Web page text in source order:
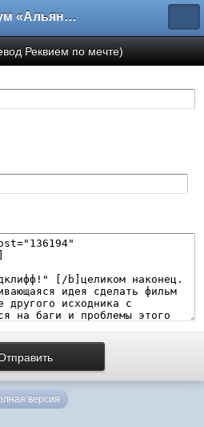
Форум «Альянса вольных переводчиков»
Реквием по мечте)
версия